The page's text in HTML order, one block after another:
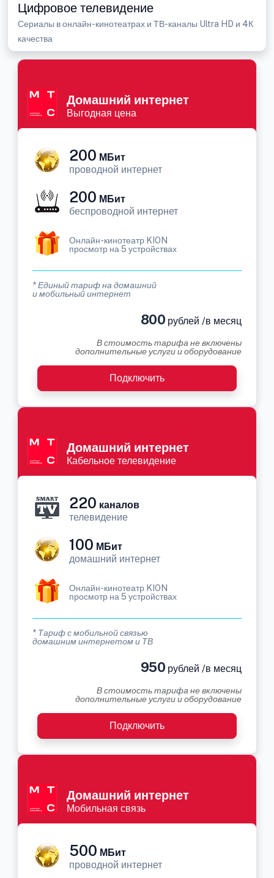
Цифровое телевидение
Сериалы в онлайн-кинотеатрах и ТВ-каналы Ultra HD и 4К
качества
Домашний интернет
Выгодная цена
200 МБит
проводной интернет
200 МБит
беспроводной интернет
Онлайн-кинотеатр KION
просмотр на 5 устройствах
* Единый тариф на домашний
и мобильный интернет
800 рублей /в месяц
В стоимость тарифа не включены
дополнительные услуги и оборудование
Подключить
Домашний интернет
Кабельное телевидение
220 каналов
телевидение
100 МБит
домашний интернет
Онлайн-кинотеатр KION
просмотр на 5 устройствах
* Тариф с мобильной связью
домашним интернетом и ТВ
950 рублей /в месяц
В стоимость тарифа не включены
дополнительные услуги и оборудование
Подключить
Домашний интернет
Мобильная связь
500 МБит
проводной интернет